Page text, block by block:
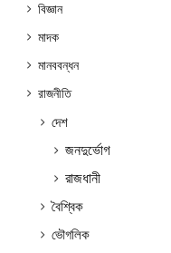
বিজ্ঞান
মাদক
মানববন্ধন
রাজনীতি
দেশ
জনদুর্ভোগ
রাজধানী
বৈশ্বিক
ভৌগলিক